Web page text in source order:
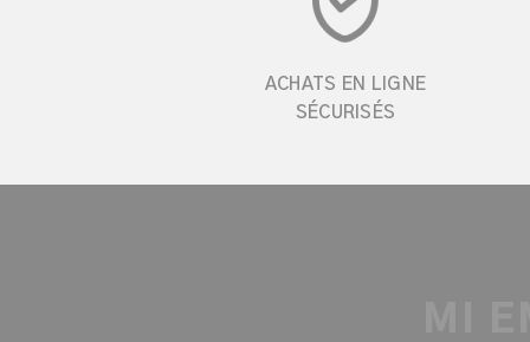
ACHATS EN LIGNE
SÉCURISÉS